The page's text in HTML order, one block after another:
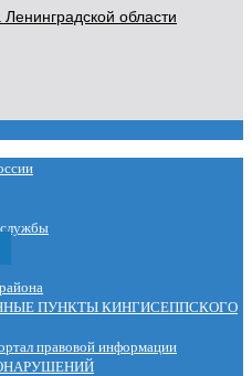
области
службы
ПУНКТЫ КИНГИСЕППСКОГО
правовой информации